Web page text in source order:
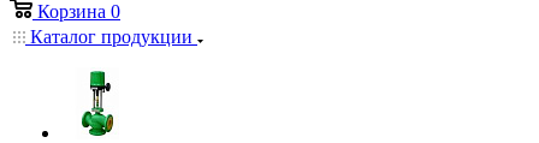
Корзина 0
Каталог продукции